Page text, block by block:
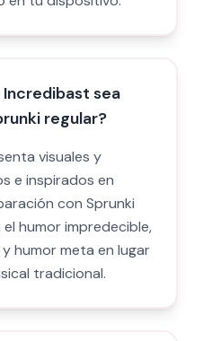
sea
regular?
visuales y
e inspirados en
con Sprunki
el humor impredecible,
humor meta en lugar
tradicional.